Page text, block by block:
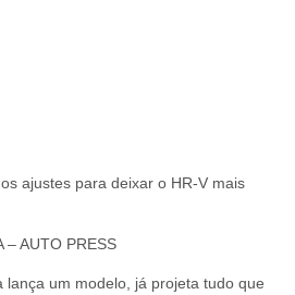
ajustes para deixar o HR-V mais
– AUTO PRESS
lança um modelo, já projeta tudo que